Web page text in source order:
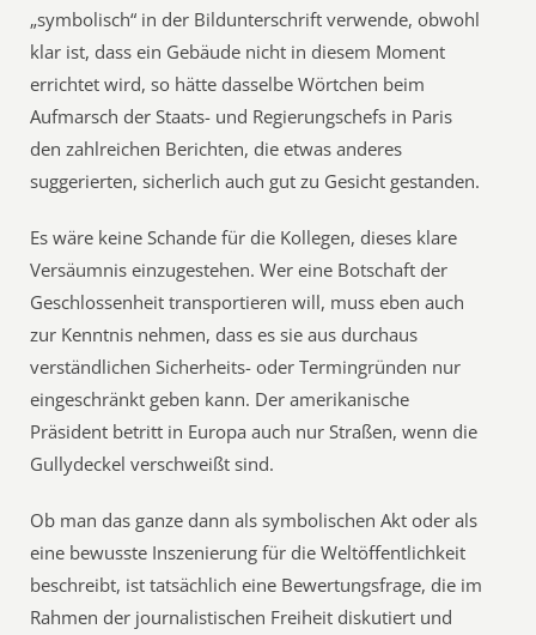
„symbolisch“ in der Bildunterschrift verwende, obwohl
klar ist, dass ein Gebäude nicht in diesem Moment
errichtet wird, so hätte dasselbe Wörtchen beim
Aufmarsch der Staats- und Regierungschefs in Paris
den zahlreichen Berichten, die etwas anderes
suggerierten, sicherlich auch gut zu Gesicht gestanden.
Es wäre keine Schande für die Kollegen, dieses klare
Versäumnis einzugestehen. Wer eine Botschaft der
Geschlossenheit transportieren will, muss eben auch
zur Kenntnis nehmen, dass es sie aus durchaus
verständlichen Sicherheits- oder Termingründen nur
eingeschränkt geben kann. Der amerikanische
Präsident betritt in Europa auch nur Straßen, wenn die
Gullydeckel verschweißt sind.
Ob man das ganze dann als symbolischen Akt oder als
eine bewusste Inszenierung für die Weltöffentlichkeit
beschreibt, ist tatsächlich eine Bewertungsfrage, die im
Rahmen der journalistischen Freiheit diskutiert und